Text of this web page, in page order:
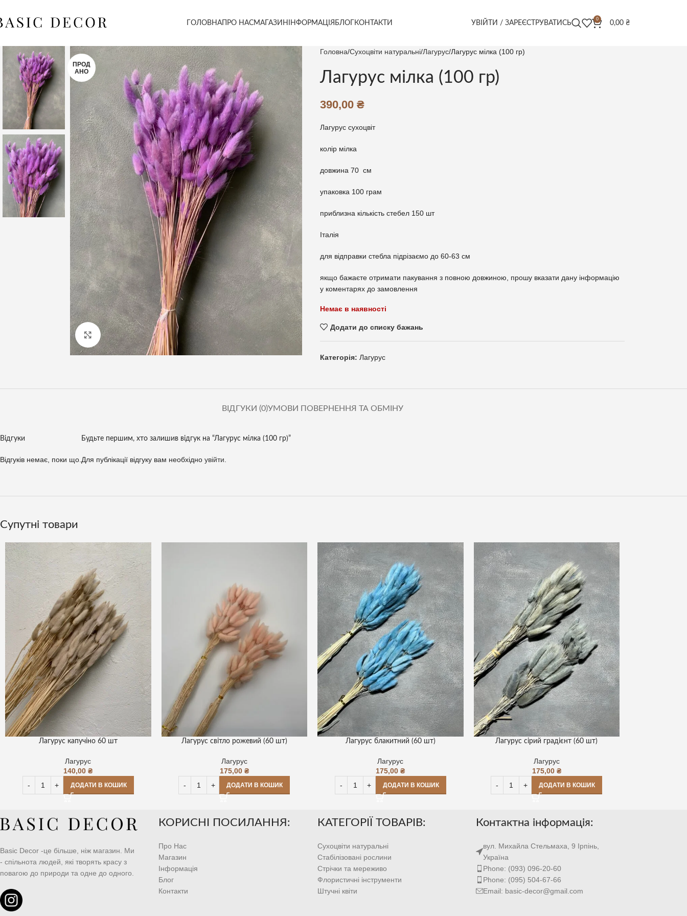
ГОЛОВНАПРО НАСМАГАЗИН ІНФОРМАЦІЯ БЛОГ КОНТАКТИ УВІЙТИ / ЗАРЕЄСТРУВАТИСЬ
0
0,00 ₴
ПРОД
АНО
Клацніть, щоб збільшити
Головна Сухоцвіти натуральні Лагурус Лагурус мілка (100 гр)
Лагурус мілка (100 гр)
390,00 ₴
Лагурус сухоцвіт
колір мілка
довжина 70 см
упаковка 100 грам
приблизна кількість стебел 150 шт
Італія
для відправки стебла підрізаємо до 60-63 см
якщо бажаєте отримати пакування з повною довжиною, прошу вказати дану інформацію
у коментарях до замовлення
Немає в наявності
Додати до списку бажань
Категорія: Лагурус
ВІДГУКИ (0)УМОВИ ПОВЕРНЕННЯ ТА ОБМІНУ
Відгуки
Відгуків немає, поки що.
Будьте першим, хто залишив відгук на “Лагурус мілка (100 гр)”
Для публікації відгуку вам необхідно увійти
Супутні товари
Лагурус капучіно 60 шт
Лагурус
140,00₴
ДОДАТИ В КОШИК
Лагурус світло рожевий (60 шт)
Лагурус
175,00 ₴
ДОДАТИ В КОШИК
Лагурус блакитний (60 шт)
Лагурус
175,00₴
ДОДАТИ В КОШИК
Лагурус сірий градієнт (60 шт)
Лагурус
175,00 ₴
ДОДАТИ В КОШИК
Basic Decor -це більше, ніж магазин. Ми
- спільнота людей, які творять красу з
повагою до природи та одне до одного.
КОРИСНІ ПОСИЛАННЯ:
Про Нас
Магазин
Інформація
Блог
Контакти
КАТЕГОРІЇ ТОВАРІВ:
Сухоцвіти натуральні
Стабілізовані рослини
Стрічки та мереживо
Флористичні інструменти
Штучні квіти
Контактна інформація:
вул. Михайла Стельмаха, 9 Ірпінь,
Україна
Phone: (093) 096-20-60
Phone: (095) 504-67-66
Email: basic-decor@gmail.com